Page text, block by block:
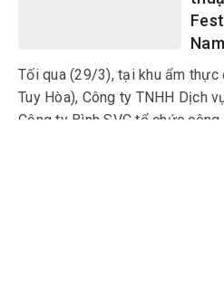
Tối qua (29/3), tại khu ẩm
Tuy Hòa), Công ty TNHH Dịch
Công ty Bình SVC tổ chức